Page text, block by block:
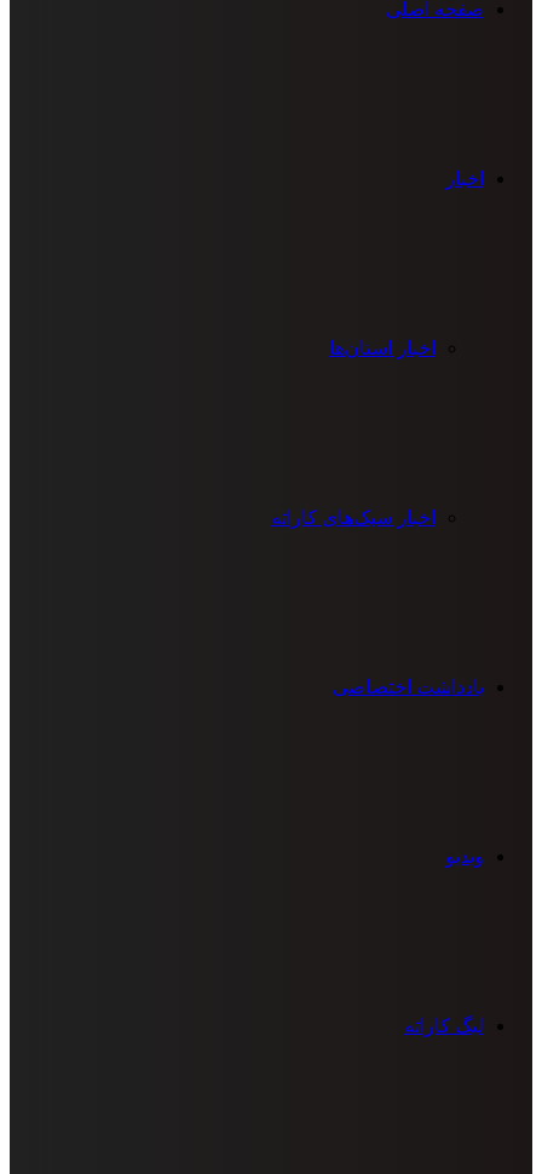
صفحه اصلی
اخبار
اخبار استان‌ها
اخبار سبک‌های کاراته
یادداشت اختصاصی
ویدیو
لیگ کاراته